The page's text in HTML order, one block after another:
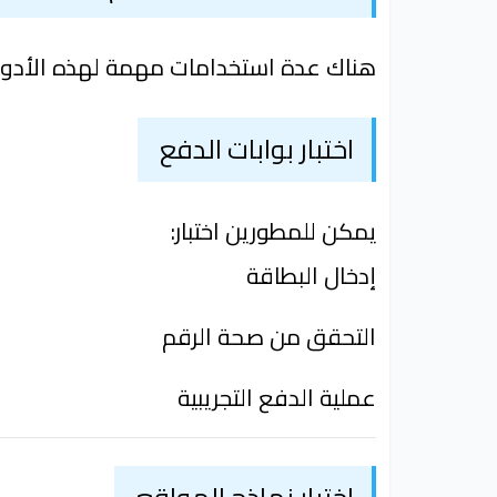
هناك عدة استخدامات مهمة لهذه
اختبار بوابات الدفع
يمكن للمطورين اختبار:
إدخال البطاقة
التحقق من صحة الرقم
عملية الدفع التجريبية